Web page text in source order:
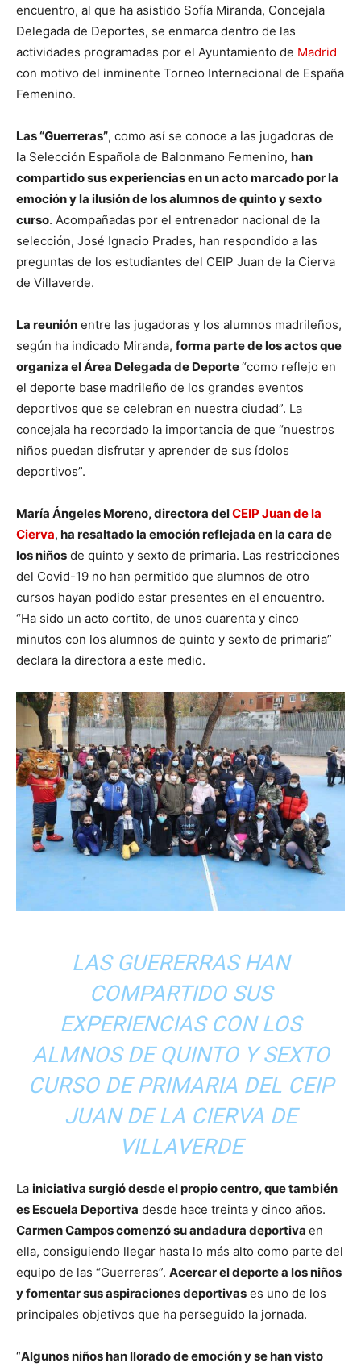
encuentro, al que ha asistido Sofía Miranda, Concejala
Delegada de Deportes, se enmarca dentro de las
actividades programadas por el Ayuntamiento de Madrid
con motivo del inminente Torneo Internacional de España
Femenino.
Las “Guerreras”, como así se conoce a las jugadoras de
la Selección Española de Balonmano Femenino, han
compartido sus experiencias en un acto marcado por la
emoción y la ilusión de los alumnos de quinto y sexto
curso. Acompañadas por el entrenador nacional de la
selección, José Ignacio Prades, han respondido a las
preguntas de los estudiantes del CEIP Juan de la Cierva
de Villaverde.
La reunión entre las jugadoras y los alumnos madrileños,
según ha indicado Miranda, forma parte de los actos que
organiza el Área Delegada de Deporte“como reflejo en
el deporte base madrileño de los grandes eventos
deportivos que se celebran en nuestra ciudad”. La
concejala ha recordado la importancia de que “nuestros
niños puedan disfrutar y aprender de sus ídolos
deportivos”.
María Ángeles Moreno, directora delCEIP Juan de la
Cierva, ha resaltado la emoción reflejada en la cara de
los niños de quinto y sexto de primaria. Las restricciones
del Covid-19 no han permitido que alumnos de otro
cursos hayan podido estar presentes en el encuentro.
“Ha sido un acto cortito, de unos cuarenta y cinco
minutos con los alumnos de quinto y sexto de primaria”
declara la directora a este medio.
LAS GUERERRAS HAN
COMPARTIDO SUS
EXPERIENCIAS CON LOS
ALMNOS DE QUINTO Y SEXTO
CURSO DE PRIMARIA DEL CEIP
JUAN DE LA CIERVA DE
VILLAVERDE
La iniciativa surgió desde el propio centro, que también
es Escuela Deportiva desde hace treinta y cinco años.
Carmen Campos comenzó su andadura deportiva en
ella, consiguiendo llegar hasta lo más alto como parte del
equipo de las “Guerreras”. Acercar el deporte a los niños
y fomentar sus aspiraciones deportivas es uno de los
principales objetivos que ha perseguido la jornada.
“Algunos niños han llorado de emoción y se han visto